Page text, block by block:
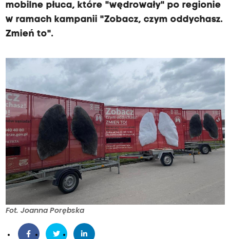
mobilne płuca, które "wędrowały" po regionie
w ramach kampanii "Zobacz, czym oddychasz.
Zmień to".
Fot. Joanna Porębska